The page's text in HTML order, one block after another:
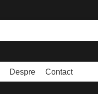
Despre Contact